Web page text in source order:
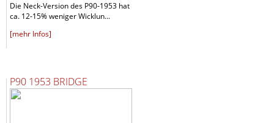
Die Neck-Version des P90-1953 hat
ca. 12-15% weniger Wicklun...
[mehr Infos]
P90 1953 BRIDGE